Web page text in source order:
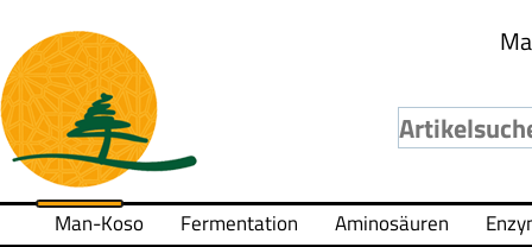
Man-Koso Fermentation Aminosäuren